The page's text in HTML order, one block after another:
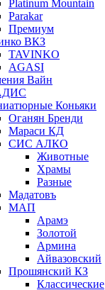
Platinum Mountain
Parakar
Премиум
ВКЗ
TAVINKO
AGASI
Вайн
Коньяки
Оганян Бренди
Мараси КД
СИС АЛКО
Животные
Храмы
Разные
Мадатовъ
МАП
Арамэ
Золотой
Армина
Айвазовский
Прошянский КЗ
Классические